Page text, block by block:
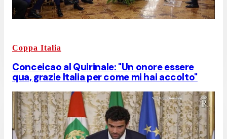
Coppa Italia
Conceicao al Quirinale: "Un onore essere
qua, grazie Italia per come mi hai accolto"